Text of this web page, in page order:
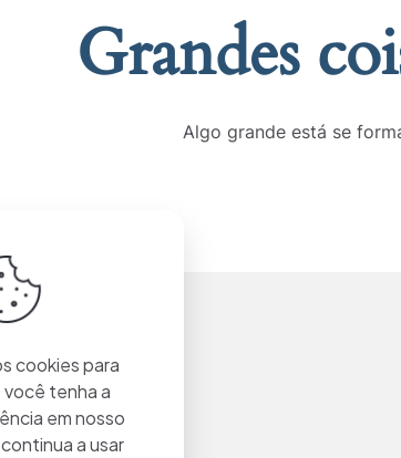
Grandes
Algo grande está se
cookies para
tenha a
em nosso
a usar